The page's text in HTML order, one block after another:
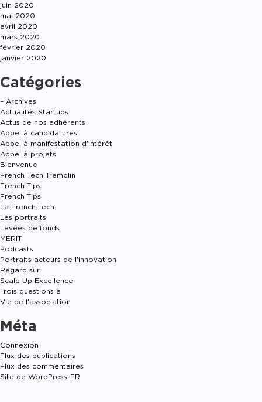
juin 2020
mai 2020
avril 2020
mars 2020
février 2020
janvier 2020
Catégories
– Archives
Actualités Startups
Actus de nos adhérents
Appel à candidatures
Appel à manifestation d'intérêt
Appel à projets
Bienvenue
French Tech Tremplin
French Tips
French Tips
La French Tech
Les portraits
Levées de fonds
MERIT
Podcasts
Portraits acteurs de l'innovation
Regard sur
Scale Up Excellence
Trois questions à
Vie de l'association
Méta
Connexion
Flux des publications
Flux des commentaires
Site de WordPress-FR